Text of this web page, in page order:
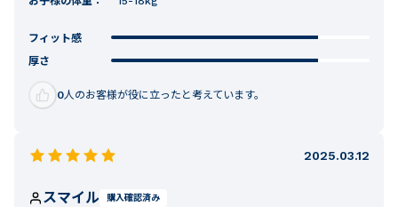
フィット感
厚さ
0人のお客様が役に立ったと考えています。
2025.03.12
スマイル 購入確認済み